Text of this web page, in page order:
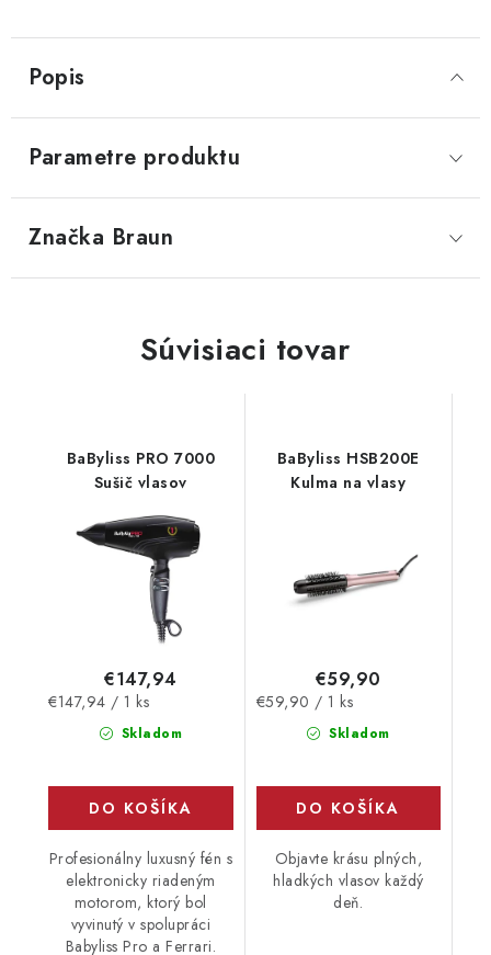
Popis
Parametre produktu
Značka Braun
Súvisiaci tovar
BaByliss PRO 7000
Sušič vlasov
Skladom
€147,94
Jednotková
€147,94 / 1 ks
DO KOŠÍKA
Profesionálny luxusný fén s
elektronicky riadeným
motorom, ktorý bol
vyvinutý v spolupráci
Babyliss Pro a Ferrari.
BaByliss HSB200E
Kulma na vlasy
Skladom
€59,90
Jednotková
€59,90 / 1 ks
DO KOŠÍKA
Objavte krásu plných,
hladkých vlasov každý
deň.